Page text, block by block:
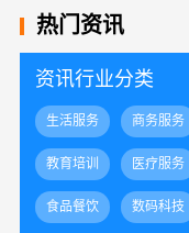
热门资讯
资讯行业分类
生活服务 商务服务
教育培训 医疗服务
食品餐饮 数码科技